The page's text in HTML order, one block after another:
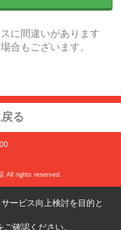
に間違いがあります
合もございます。
る
All rights reserved.
ービス向上検討を目的と
ご確認ください。